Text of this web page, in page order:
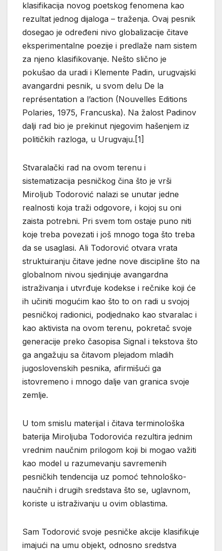
klasifikacija novog poetskog fenomena kao
rezultat jednog dijaloga – traženja. Ovaj pesnik
dosegao je određeni nivo globalizacije čitave
eksperimentalne poezije i predlaže nam sistem
za njeno klasifikovanje. Nešto slično je
pokušao da uradi i Klemente Padin, urugvajski
avangardni pesnik, u svom delu De la
représentation a l’action (Nouvelles Editions
Polaries, 1975, Francuska). Na žalost Padinov
dalji rad bio je prekinut njegovim hašenjem iz
političkih razloga, u Urugvaju.[1]
Stvaralački rad na ovom terenu i
sistematizacija pesničkog čina što je vrši
Miroljub Todorović nalazi se unutar jedne
realnosti koja traži odgovore, i kojoj su oni
zaista potrebni. Pri svem tom ostaje puno niti
koje treba povezati i još mnogo toga što treba
da se usaglasi. Ali Todorović otvara vrata
struktuiranju čitave jedne nove discipline što na
globalnom nivou sjedinjuje avangardna
istraživanja i utvrđuje kodekse i rečnike koji će
ih učiniti mogućim kao što to on radi u svojoj
pesničkoj radionici, podjednako kao stvaralac i
kao aktivista na ovom terenu, pokretač svoje
generacije preko časopisa Signal i tekstova što
ga angažuju sa čitavom plejadom mladih
jugoslovenskih pesnika, afirmišući ga
istovremeno i mnogo dalje van granica svoje
zemlje.
U tom smislu materijal i čitava terminološka
baterija Miroljuba Todorovića rezultira jednim
vrednim naučnim prilogom koji bi mogao važiti
kao model u razumevanju savremenih
pesničkih tendencija uz pomoć tehnološko-
naučnih i drugih sredstava što se, uglavnom,
koriste u istraživanju u ovim oblastima.
Sam Todorović svoje pesničke akcije klasifikuje
imajući na umu objekt, odnosno sredstva